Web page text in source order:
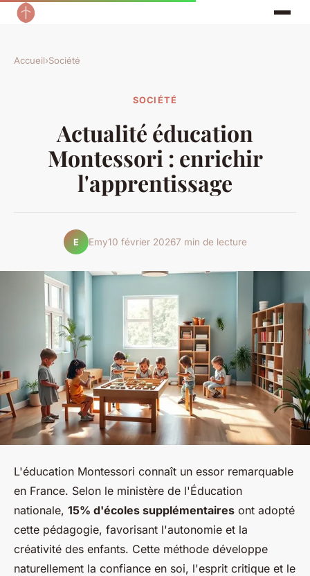
Accueil›Société
SOCIÉTÉ
Actualité éducation
Montessori : enrichir
l'apprentissage
E Emy10 février 20267 min de lecture
L'éducation Montessori connaît un essor remarquable
en France. Selon le ministère de l'Éducation
nationale, 15% d'écoles supplémentaires ont adopté
cette pédagogie, favorisant l'autonomie et la
créativité des enfants. Cette méthode développe
naturellement la confiance en soi, l'esprit critique et le